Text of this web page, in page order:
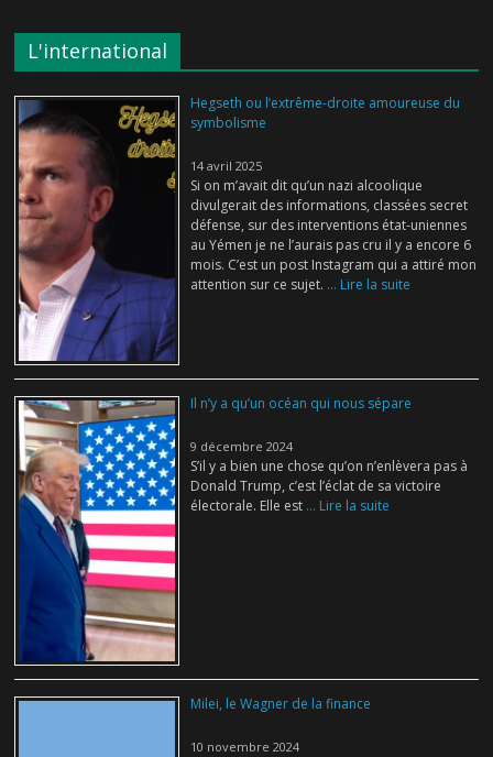
L'international
Hegseth ou l’extrême-droite amoureuse du
symbolisme
14 avril 2025
Si on m’avait dit qu’un nazi alcoolique
divulgerait des informations, classées secret
défense, sur des interventions état-uniennes
au Yémen je ne l’aurais pas cru il y a encore 6
mois. C’est un post Instagram qui a attiré mon
attention sur ce sujet. ... Lire la suite
Il n’y a qu’un océan qui nous sépare
9 décembre 2024
S’il y a bien une chose qu’on n’enlèvera pas à
Donald Trump, c’est l’éclat de sa victoire
électorale. Elle est ... Lire la suite
Milei, le Wagner de la finance
10 novembre 2024